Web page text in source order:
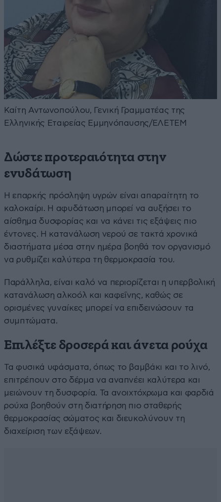
Καίτη Αντωνοπούλου, Γενική Γραμματέας της
Ελληνικής Εταιρείας Εμμηνόπαυσης/ΕΛΕΤΕΜ
Δώστε προτεραιότητα στην
ενυδάτωση
Η επαρκής πρόσληψη υγρών είναι απαραίτητη το
καλοκαίρι. Η αφυδάτωση μπορεί να αυξήσει το
αίσθημα δυσφορίας και να κάνει τις εξάψεις πιο
έντονες. Η κατανάλωση νερού σε τακτά χρονικά
διαστήματα μέσα στην ημέρα βοηθά τον οργανισμό
να ρυθμίζει καλύτερα τη θερμοκρασία του.
Παράλληλα, είναι καλό να περιορίζεται η υπερβολική
κατανάλωση αλκοόλ και καφεΐνης, καθώς σε
ορισμένες γυναίκες μπορεί να επιδεινώσουν τα
συμπτώματα.
Επιλέξτε δροσερά και άνετα ρούχα
Τα φυσικά υφάσματα, όπως το βαμβάκι και το λινό,
επιτρέπουν στο δέρμα να αναπνέει καλύτερα και
μειώνουν τη δυσφορία. Τα ανοιχτόχρωμα και φαρδιά
ρούχα βοηθούν στη διατήρηση πιο σταθερής
θερμοκρασίας σώματος και διευκολύνουν τη
διαχείριση των εξάψεων.